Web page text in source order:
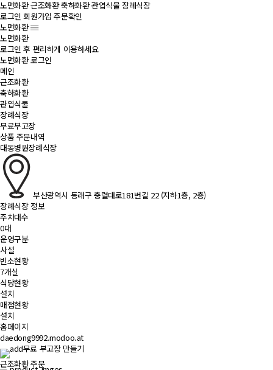
노먼화환근조화환축하화환관엽식물 장례식장
로그인 회원가입 주문확인
노먼화환
노먼화환
로그인 후 편리하게 이용하세요
노먼화환 로그인
메인
근조화환
축하화환
관엽식물
장례식장
무료부고장
상품 주문내역
대동병원장례식장
부산광역시 동래구 충렬대로181번길 22 (지하1층, 2층)
장례식장 정보
주차대수
0대
운영구분
사설
빈소현황
7개실
식당현황
설치
매점현황
설치
홈페이지
daedong9992.modoo.at
무료 부고장 만들기
근조화환 주문